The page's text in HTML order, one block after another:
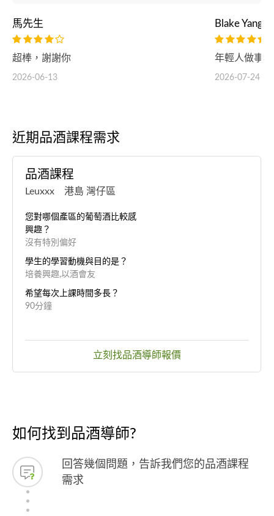
馬先生
超棒，謝謝你
2026-06-13
Blake Yang
年輕人做事
2026-07-24
近期品酒課程需求
品酒課程
Leuxxx 港島 灣仔區
您對哪個產區的葡萄酒比較感
興趣？
沒有特別偏好
學生的學習動機與目的是？
培養興趣,以酒會友
希望每次上課時間多長？
90分鐘
立刻找品酒導師報價
如何找到品酒導師?
回答幾個問題，告訴我們您的品酒課程
需求